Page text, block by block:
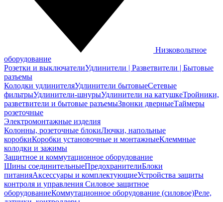
Низковольтное
оборудование
Розетки и выключателиУдлинители | Разветвители | Бытовые
разъемы
Колодки удлинителяУдлинители бытовыеСетевые
фильтрыУдлинители-шнурыУдлинители на катушкеТройники,
разветвители и бытовые разъемыЗвонки дверныеТаймеры
розеточные
Электромонтажные изделия
Колонны, розеточные блокиЛючки, напольные
коробкиКоробки установочные и монтажныеКлеммные
колодки и зажимы
Защитное и коммутационное оборудование
Шины соединительныеПредохранителиБлоки
питанияАксессуары и комплектующиеУстройства защиты
контроля и управления Силовое защитное
оборудованиеКоммутационное оборудование (силовое)Реле,